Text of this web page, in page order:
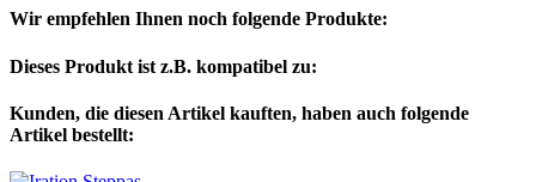
Wir empfehlen Ihnen noch folgende Produkte:
Dieses Produkt ist z.B. kompatibel zu:
Kunden, die diesen Artikel kauften, haben auch folgende
Artikel bestellt: